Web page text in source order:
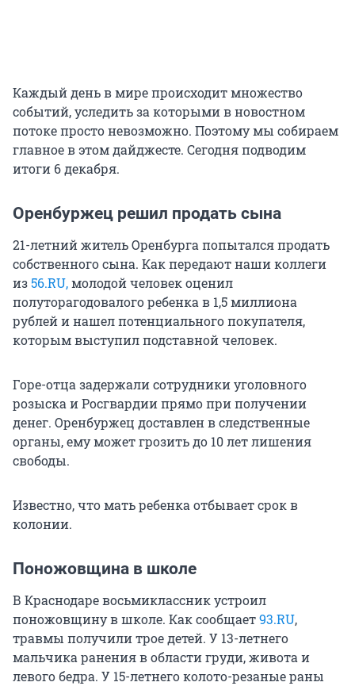
Каждый день в мире происходит множество
событий, уследить за которыми в новостном
потоке просто невозможно. Поэтому мы собираем
главное в этом дайджесте. Сегодня подводим
итоги 6 декабря.
Оренбуржец решил продать сына
21-летний житель Оренбурга попытался продать
собственного сына. Как передают наши коллеги
из56.RU,молодой человек оценил
полуторагодовалого ребенка в 1,5 миллиона
рублей и нашел потенциального покупателя,
которым выступил подставной человек.
Горе-отца задержали сотрудники уголовного
розыска и Росгвардии прямо при получении
денег. Оренбуржец доставлен в следственные
органы, ему может грозить до 10 лет лишения
свободы.
Известно, что мать ребенка отбывает срок в
колонии.
Поножовщина в школе
В Краснодаре восьмиклассник устроил
поножовщину в школе. Как сообщает93.RU,
травмы получили трое детей. У 13-летнего
мальчика ранения в области груди, живота и
левого бедра. У 15-летнего колото-резаные раны